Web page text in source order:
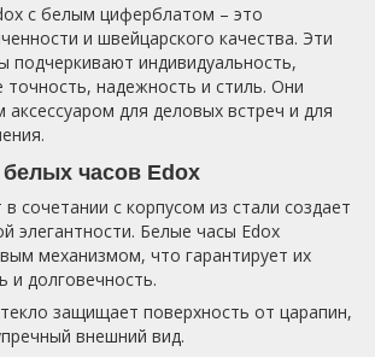
с белым циферблатом – это
и швейцарского качества. Эти
подчеркивают индивидуальность,
надежность и стиль. Они
аксессуаром для деловых встреч и для
часов Edox
сочетании с корпусом из стали создает
элегантности. Белые часы Edox
механизмом, что гарантирует их
и долговечность.
защищает поверхность от царапин,
внешний вид.